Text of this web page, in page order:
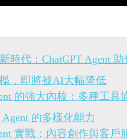
時代：ChatGPT Agent
，即將被AI大幅降低
的強大內核：多種工
Agent 的多樣化能力
實戰：內容創作與客戶